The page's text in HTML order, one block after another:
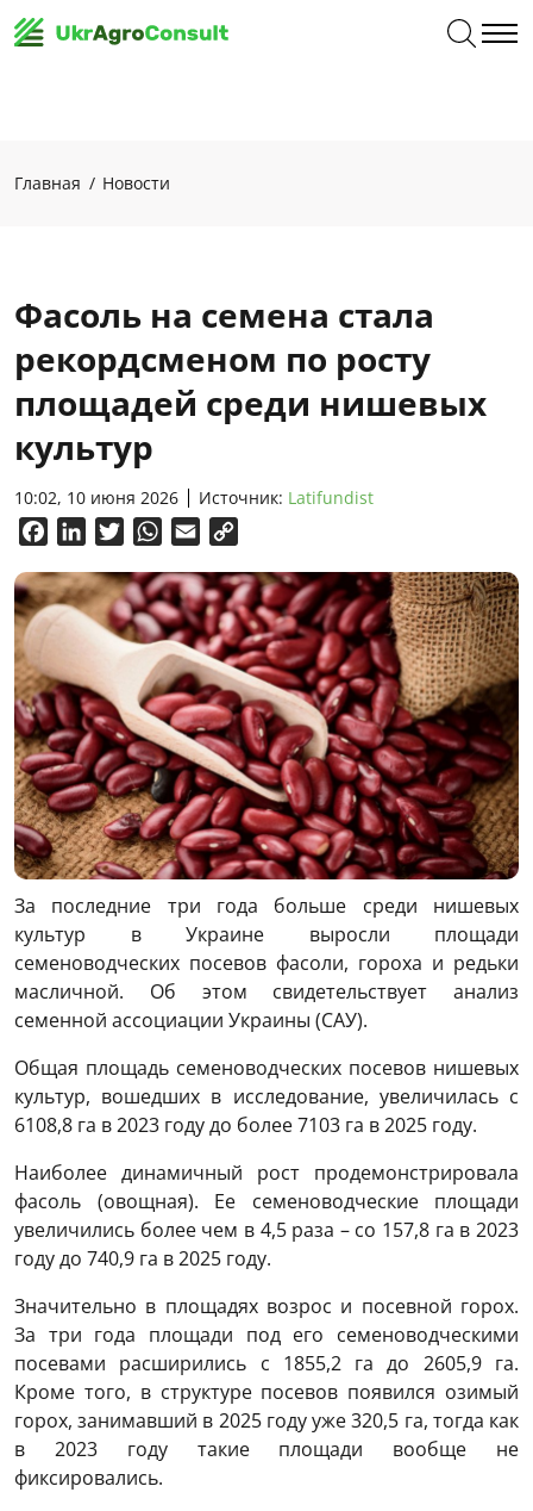
Главная Новости
Фасоль на семена стала
рекордсменом по росту
площадей среди нишевых
культур
10:02, 10 июня 2026 Источник: Latifundist
FacebookLinkedInTwitterWhatsApp
Email
За последние три года больше среди нишевых
культур в Украине выросли площади
семеноводческих посевов фасоли, гороха и редьки
масличной. Об этом свидетельствует анализ
семенной ассоциации Украины (САУ).
Общая площадь семеноводческих посевов нишевых
культур, вошедших в исследование, увеличилась с
6108,8 га в 2023 году до более 7103 га в 2025 году.
Наиболее динамичный рост продемонстрировала
фасоль (овощная). Ее семеноводческие площади
увеличились более чем в 4,5 раза – со 157,8 га в 2023
году до 740,9 га в 2025 году.
Значительно в площадях возрос и посевной горох.
За три года площади под его семеноводческими
посевами расширились с 1855,2 га до 2605,9 га.
Кроме того, в структуре посевов появился озимый
горох, занимавший в 2025 году уже 320,5 га, тогда как
в 2023 году такие площади вообще не
фиксировались.